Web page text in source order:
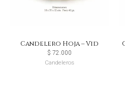
Candelero Hoja – Vid
$ 72.000
Candeleros